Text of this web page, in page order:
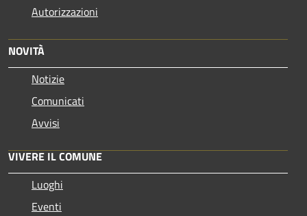
Autorizzazioni
NOVITÀ
Notizie
Comunicati
Avvisi
VIVERE IL COMUNE
Luoghi
Eventi